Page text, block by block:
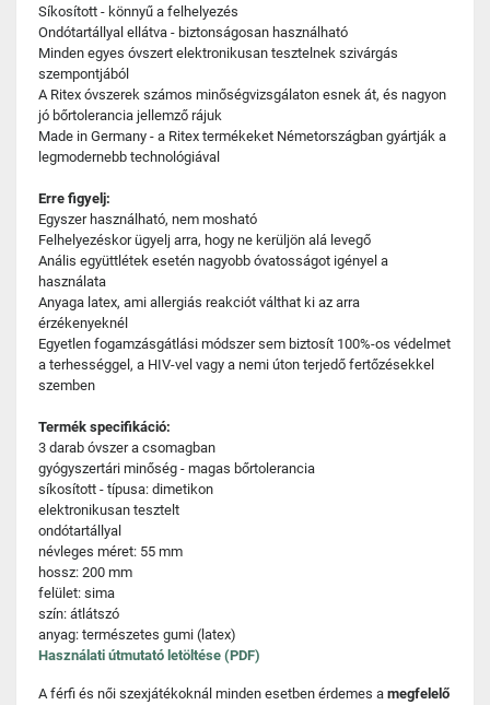
Síkosított - könnyű a felhelyezés
Ondótartállyal ellátva - biztonságosan használható
Minden egyes óvszert elektronikusan tesztelnek szivárgás
szempontjából
A Ritex óvszerek számos minőségvizsgálaton esnek át, és nagyon
jó bőrtolerancia jellemző rájuk
Made in Germany - a Ritex termékeket Németországban gyártják a
legmodernebb technológiával
Erre figyelj:
Egyszer használható, nem mosható
Felhelyezéskor ügyelj arra, hogy ne kerüljön alá levegő
Anális együttlétek esetén nagyobb óvatosságot igényel a
használata
Anyaga latex, ami allergiás reakciót válthat ki az arra
érzékenyeknél
Egyetlen fogamzásgátlási módszer sem biztosít 100%-os védelmet
a terhességgel, a HIV-vel vagy a nemi úton terjedő fertőzésekkel
szemben
Termék specifikáció:
3 darab óvszer a csomagban
gyógyszertári minőség - magas bőrtolerancia
síkosított - típusa: dimetikon
elektronikusan tesztelt
ondótartállyal
névleges méret: 55 mm
hossz: 200 mm
felület: sima
szín: átlátszó
anyag: természetes gumi (latex)
Használati útmutató letöltése (PDF)
A férfi és női szexjátékoknál minden esetben érdemes a megfelelő